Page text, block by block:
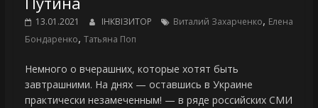
13.01.2021 ІНКВІЗИТОР Виталий Захарченко, Елена
Бондаренко, Татьяна Поп
Немного о вчерашних, которые хотят быть
завтрашними. На днях — оставшись в Украине
практически незамеченным! — в ряде российских СМИ